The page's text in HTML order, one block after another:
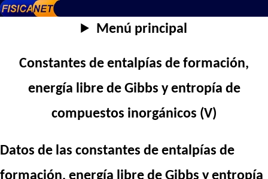
Menú principal
Constantes de entalpías de formación,
energía libre de Gibbs y entropía de
compuestos inorgánicos (V)
Datos de las constantes de entalpías de
formación, energía libre de Gibbs y entropía